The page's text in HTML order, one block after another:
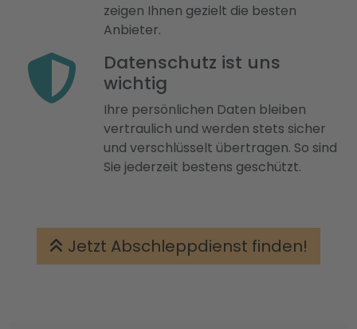
zeigen Ihnen gezielt die besten
Anbieter.
Datenschutz ist uns
wichtig
Ihre persönlichen Daten bleiben
vertraulich und werden stets sicher
und verschlüsselt übertragen. So sind
Sie jederzeit bestens geschützt.
Jetzt Abschleppdienst finden!